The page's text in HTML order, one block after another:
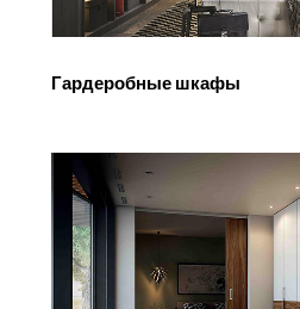
Гардеробные шкафы
СМОТРЕТЬ